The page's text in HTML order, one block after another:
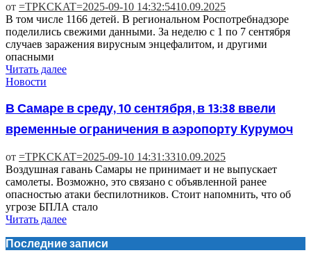
от =TPKCKAT=2025-09-10 14:32:5410.09.2025
В том числе 1166 детей. В региональном Роспотребнадзоре
поделились свежими данными. За неделю с 1 по 7 сентября
случаев заражения вирусным энцефалитом, и другими
опасными
Читать далее
Новости
В Самаре в среду, 10 сентября, в 13:38 ввели
временные ограничения в аэропорту Курумоч
от =TPKCKAT=2025-09-10 14:31:3310.09.2025
Воздушная гавань Самары не принимает и не выпускает
самолеты. Возможно, это связано с объявленной ранее
опасностью атаки беспилотников. Стоит напомнить, что об
угрозе БПЛА стало
Читать далее
Последние записи